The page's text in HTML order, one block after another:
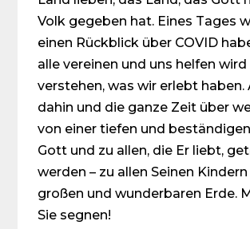
Volk gegeben hat. Eines Tages
einen Rückblick über COVID
alle vereinen und uns helfen wird
verstehen, was wir erlebt haben.
dahin und die ganze Zeit über
von einer tiefen und
Gott und zu allen, die Er liebt,
werden – zu allen Seinen
großen und wunderbaren Erde.
Sie segnen!